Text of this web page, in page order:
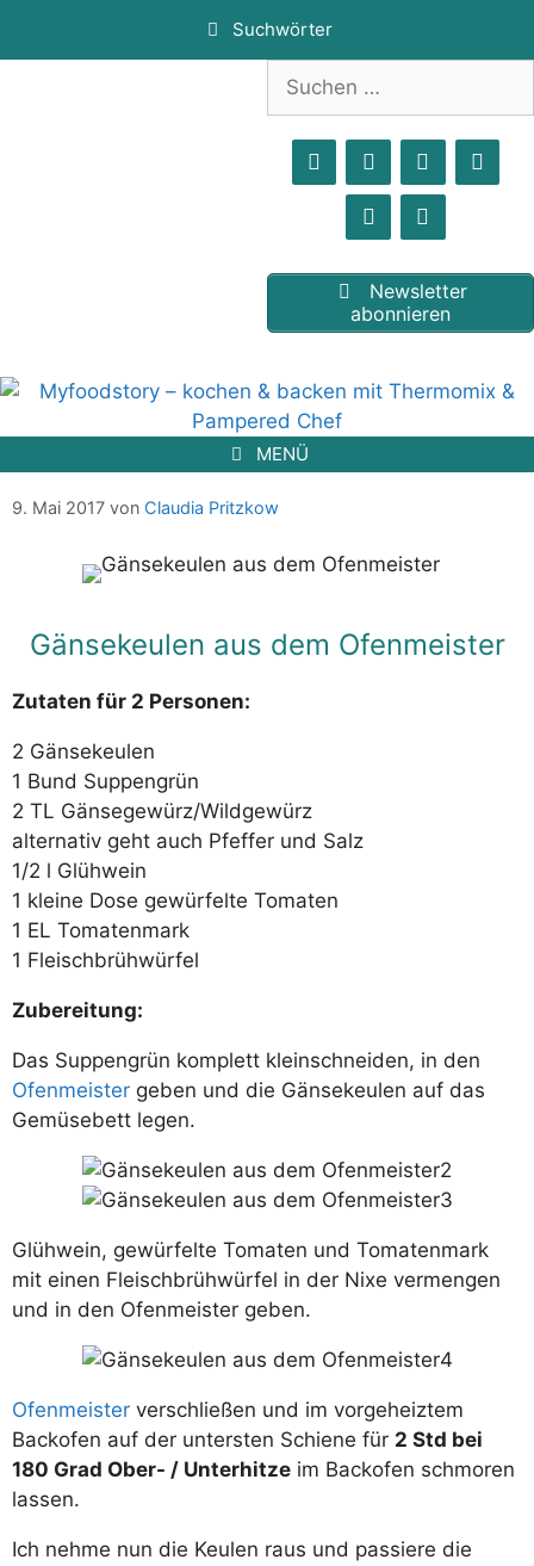
Suchwörter
Suchen
nach:
Newsletter
abonnieren
MENÜ
Gänsekeulen aus dem Ofenmeister
9. Mai 2017 von Claudia Pritzkow
Gänsekeulen aus dem Ofenmeister
Zutaten für 2 Personen:
2 Gänsekeulen
1 Bund Suppengrün
2 TL Gänsegewürz/Wildgewürz
alternativ geht auch Pfeffer und Salz
1/2 l Glühwein
1 kleine Dose gewürfelte Tomaten
1 EL Tomatenmark
1 Fleischbrühwürfel
Zubereitung:
Das Suppengrün komplett kleinschneiden, in den
Ofenmeister geben und die Gänsekeulen auf das
Gemüsebett legen.
Glühwein, gewürfelte Tomaten und Tomatenmark
mit einen Fleischbrühwürfel in der Nixe vermengen
und in den Ofenmeister geben.
Ofenmeister verschließen und im vorgeheiztem
Backofen auf der untersten Schiene für 2 Std bei
180 Grad Ober- / Unterhitze im Backofen schmoren
lassen.
Ich nehme nun die Keulen raus und passiere die